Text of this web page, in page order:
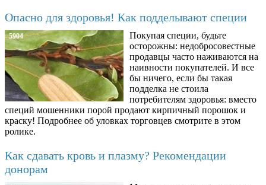
Опасно для здоровья! Как подделывают специи
5904
Покупая специи, будьте
осторожны: недобросовестные
продавцы часто наживаются на
наивности покупателей. И все
бы ничего, если бы такая
подделка не стоила
потребителям здоровья: вместо
специй мошенники порой продают кирпичный порошок и
краску! Подробнее об уловках торговцев смотрите в этом
ролике.
Как сдавать кровь и плазму? Рекомендации
донорам